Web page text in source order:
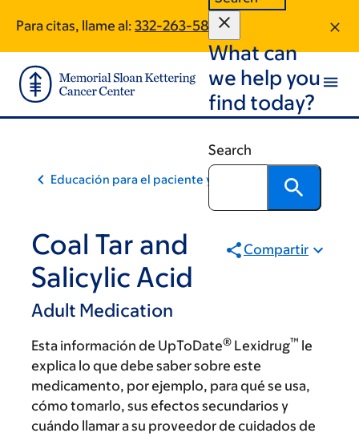
main
content
footer
Para citas, llame al: 332-263-5895
What can
we help you
find today?
Search
Educación para el paciente y la comunidad
Coal Tar and
Salicylic Acid
Adult Medication
Compartir
Esta información de UpToDate® Lexidrug™ le
explica lo que debe saber sobre este
medicamento, por ejemplo, para qué se usa,
cómo tomarlo, sus efectos secundarios y
cuándo llamar a su proveedor de cuidados de